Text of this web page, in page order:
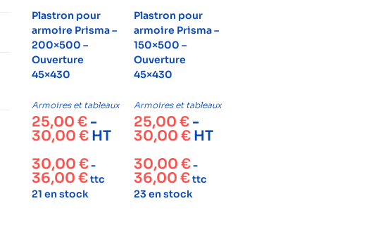
Plastron pour
armoire Prisma –
200×500 –
Ouverture
45×430
Armoires et tableaux
25,00 € -
30,00 € HT
30,00 €-
36,00 €ttc
21 en stock
Plastron pour
armoire Prisma –
150×500 –
Ouverture
45×430
Armoires et tableaux
25,00 € -
30,00 € HT
30,00 €-
36,00 €ttc
23 en stock